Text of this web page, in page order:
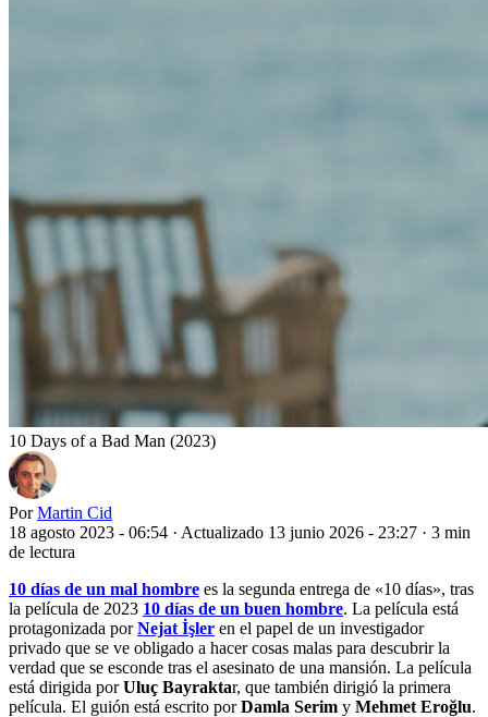
10 Days of a Bad Man (2023)
Por Martin Cid
18 agosto 2023 - 06:54 · Actualizado 13 junio 2026 - 23:27 · 3 min
de lectura
10 días de un mal hombre es la segunda entrega de «10 días», tras
la película de 2023 10 días de un buen hombre. La película está
protagonizada por Nejat İşler en el papel de un investigador
privado que se ve obligado a hacer cosas malas para descubrir la
verdad que se esconde tras el asesinato de una mansión. La película
está dirigida porUluç Bayraktar, que también dirigió la primera
película. El guión está escrito porDamla Serim y Mehmet Eroğlu.